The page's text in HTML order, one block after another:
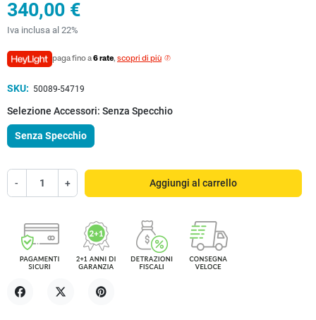
340,00 €
Iva inclusa al 22%
paga fino a6 rate, scopri di più
SKU: 50089-54719
Selezione Accessori: Senza Specchio
Senza Specchio
- + Aggiungi al carrello